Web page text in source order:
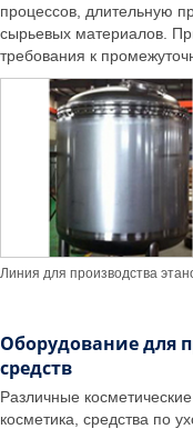
процессов, длительную
сырьевых материалов.
требования к
Линия для производства
Оборудование для
средств
Различные
косметика, средства по